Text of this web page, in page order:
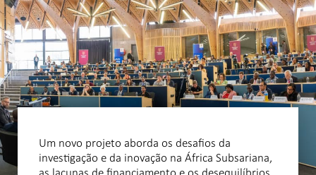
Um novo projeto aborda os desafios da
investigação e da inovação na África Subsariana,